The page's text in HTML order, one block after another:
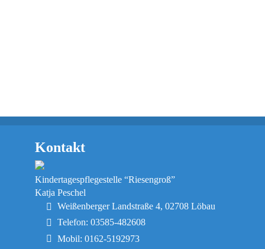
Kontakt
Kindertagespflegestelle “Riesengroß”
Katja Peschel
Weißenberger Landstraße 4, 02708 Löbau
Telefon: 03585-482608
Mobil: 0162-5192973